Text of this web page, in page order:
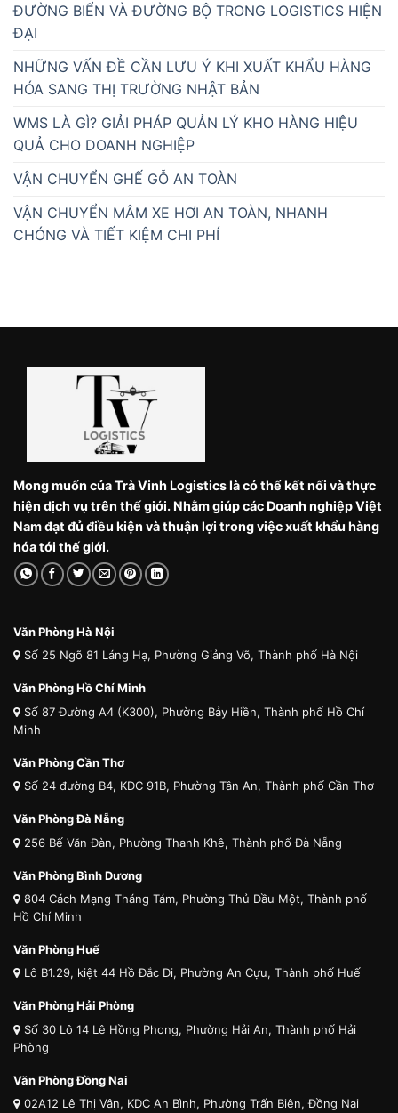
ĐƯỜNG BIỂN VÀ ĐƯỜNG BỘ TRONG LOGISTICS HIỆN
ĐẠI
NHỮNG VẤN ĐỀ CẦN LƯU Ý KHI XUẤT KHẨU HÀNG
HÓA SANG THỊ TRƯỜNG NHẬT BẢN
WMS LÀ GÌ? GIẢI PHÁP QUẢN LÝ KHO HÀNG HIỆU
QUẢ CHO DOANH NGHIỆP
VẬN CHUYỂN GHẾ GỖ AN TOÀN
VẬN CHUYỂN MÂM XE HƠI AN TOÀN, NHANH
CHÓNG VÀ TIẾT KIỆM CHI PHÍ
Mong muốn của Trà Vinh Logistics là có thể kết nối và thực
hiện dịch vụ trên thế giới. Nhằm giúp các Doanh nghiệp Việt
Nam đạt đủ điều kiện và thuận lợi trong việc xuất khẩu hàng
hóa tới thế giới.
Văn Phòng Hà Nội
Số 25 Ngõ 81 Láng Hạ, Phường Giảng Võ, Thành phố Hà Nội
Văn Phòng Hồ Chí Minh
Số 87 Đường A4 (K300), Phường Bảy Hiền, Thành phố Hồ Chí
Minh
Văn Phòng Cần Thơ
Số 24 đường B4, KDC 91B, Phường Tân An, Thành phố Cần Thơ
Văn Phòng Đà Nẵng
256 Bế Văn Đàn, Phường Thanh Khê, Thành phố Đà Nẵng
Văn Phòng Bình Dương
804 Cách Mạng Tháng Tám, Phường Thủ Dầu Một, Thành phố
Hồ Chí Minh
Văn Phòng Huế
Lô B1.29, kiệt 44 Hồ Đắc Di, Phường An Cựu, Thành phố Huế
Văn Phòng Hải Phòng
Số 30 Lô 14 Lê Hồng Phong, Phường Hải An, Thành phố Hải
Phòng
Văn Phòng Đồng Nai
02A12 Lê Thị Vân, KDC An Bình, Phường Trấn Biên, Đồng Nai